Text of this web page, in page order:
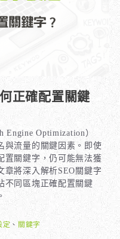
正確配置關鍵
Engine Optimization）
與流量的關鍵因素。即使
置關鍵字，仍可能無法獲
章將深入解析SEO關鍵字
不同區塊正確配置關鍵
定 、 關鍵字